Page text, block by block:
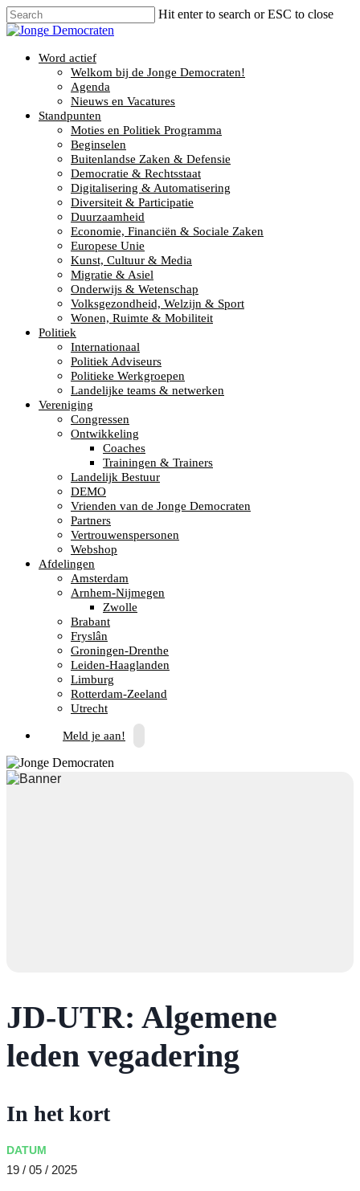
Hit enter to search or ESC to close
Word actief
Welkom bij de Jonge Democraten!
Agenda
Nieuws en Vacatures
Standpunten
Moties en Politiek Programma
Beginselen
Buitenlandse Zaken & Defensie
Democratie & Rechtsstaat
Digitalisering & Automatisering
Diversiteit & Participatie
Duurzaamheid
Economie, Financiën & Sociale Zaken
Europese Unie
Kunst, Cultuur & Media
Migratie & Asiel
Onderwijs & Wetenschap
Volksgezondheid, Welzijn & Sport
Wonen, Ruimte & Mobiliteit
Politiek
Internationaal
Politiek Adviseurs
Politieke Werkgroepen
Landelijke teams & netwerken
Vereniging
Congressen
Ontwikkeling
Coaches
Trainingen & Trainers
Landelijk Bestuur
DEMO
Vrienden van de Jonge Democraten
Partners
Vertrouwenspersonen
Webshop
Afdelingen
Amsterdam
Arnhem-Nijmegen
Zwolle
Brabant
Fryslân
Groningen-Drenthe
Leiden-Haaglanden
Limburg
Rotterdam-Zeeland
Utrecht
Meld je aan!
JD-UTR: Algemene
leden vegadering
In het kort
DATUM
19 / 05 / 2025